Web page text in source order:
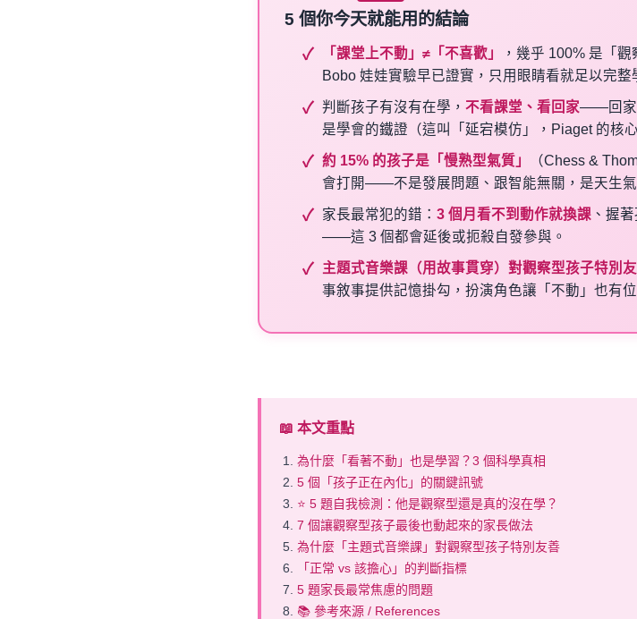
5 個你今天就能用的結論
「課堂上不動」≠「不喜歡」
，幾乎 100% 是「
Bobo 娃娃實驗早已證實，只用眼睛看就足以完整
判斷孩子有沒有在學， 不看課堂、看回家——回家
是學會的鐵證（這叫「延宕模仿」，Piaget 的核
約 15% 的孩子是「慢熟型氣質」
（Chess &
會打開——不是發展問題、跟智能無關，是天生氣
家長最常犯的錯： 3 個月看不到動作就換課 、握
——這 3 個都會延後或扼殺自發參與。
主題式音樂課（用故事貫穿）對觀察型孩子特別
事敘事提供記憶掛勾，扮演角色讓「不動」也有位
📖 本文重點
為什麼「看著不動」也是學習？3 個科學真相
5 個「孩子正在內化」的關鍵訊號
⭐ 5 題自我檢測：他是觀察型還是真的沒在學？
7 個讓觀察型孩子最後也動起來的家長做法
為什麼「主題式音樂課」對觀察型孩子特別友善
「正常 vs 該擔心」的判斷指標
5 題家長最常焦慮的問題
📚 參考來源 / References